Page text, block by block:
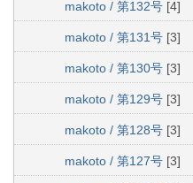
makoto / 第132号 [4]
makoto / 第131号 [3]
makoto / 第130号 [3]
makoto / 第129号 [3]
makoto / 第128号 [3]
makoto / 第127号 [3]